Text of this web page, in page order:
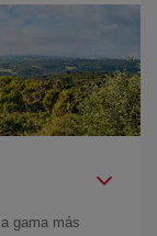
gama más